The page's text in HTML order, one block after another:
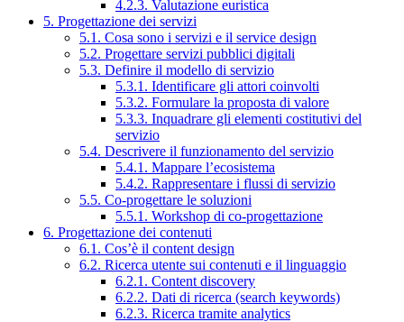
4.2.3. Valutazione euristica
5. Progettazione dei servizi
5.1. Cosa sono i servizi e il service design
5.2. Progettare servizi pubblici digitali
5.3. Definire il modello di servizio
5.3.1. Identificare gli attori coinvolti
5.3.2. Formulare la proposta di valore
5.3.3. Inquadrare gli elementi costitutivi del
servizio
5.4. Descrivere il funzionamento del servizio
5.4.1. Mappare l’ecosistema
5.4.2. Rappresentare i flussi di servizio
5.5. Co-progettare le soluzioni
5.5.1. Workshop di co-progettazione
6. Progettazione dei contenuti
6.1. Cos’è il content design
6.2. Ricerca utente sui contenuti e il linguaggio
6.2.1. Content discovery
6.2.2. Dati di ricerca (search keywords)
6.2.3. Ricerca tramite analytics